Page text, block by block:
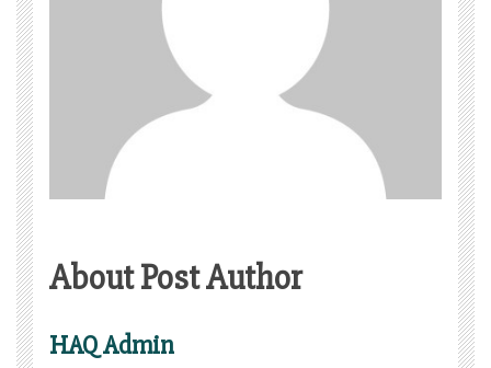
About Post Author
HAQ Admin